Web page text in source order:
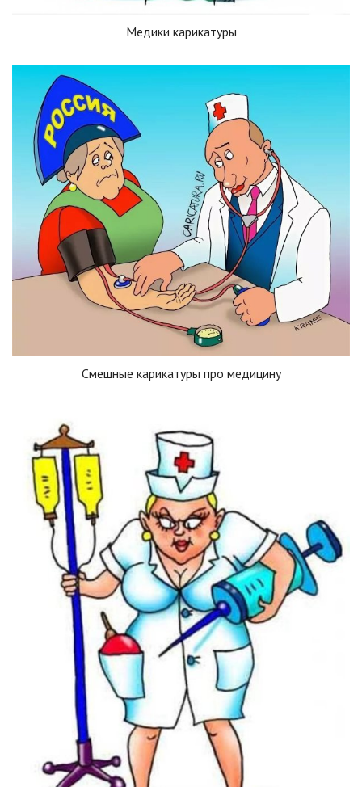
Медики карикатуры
Смешные карикатуры про медицину